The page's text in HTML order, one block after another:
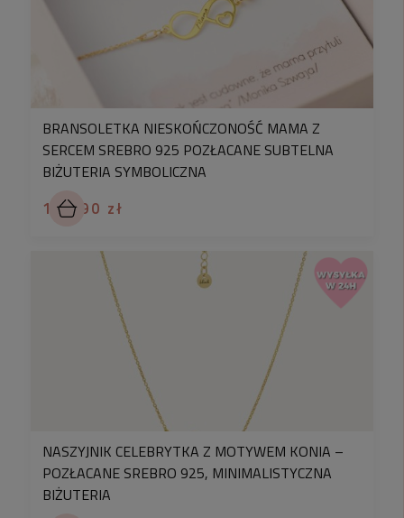
BRANSOLETKA NIESKOŃCZONOŚĆ MAMA Z
SERCEM SREBRO 925 POZŁACANE SUBTELNA
BIŻUTERIA SYMBOLICZNA
179,90 zł
NASZYJNIK CELEBRYTKA Z MOTYWEM KONIA –
POZŁACANE SREBRO 925, MINIMALISTYCZNA
BIŻUTERIA